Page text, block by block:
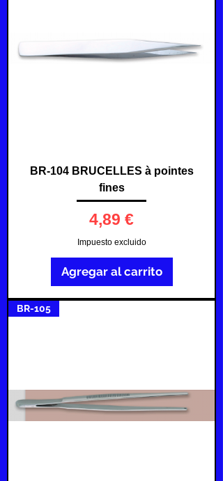
BR-104 BRUCELLES à pointes
fines
Precio
4,89 €
Impuesto excluido
Agregar al carrito
BR-105